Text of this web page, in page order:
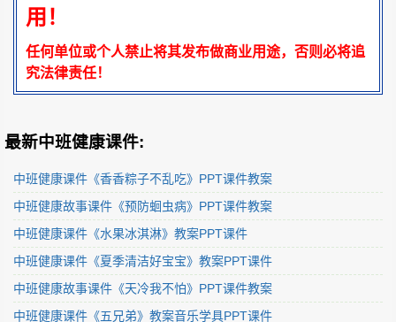
用！
任何单位或个人禁止将其发布做商业用途，否则必将追
究法律责任！
最新中班健康课件:
中班健康课件《香香粽子不乱吃》PPT课件教案
中班健康故事课件《预防蛔虫病》PPT课件教案
中班健康课件《水果冰淇淋》教案PPT课件
中班健康课件《夏季清洁好宝宝》教案PPT课件
中班健康故事课件《天冷我不怕》PPT课件教案
中班健康课件《五兄弟》教案音乐学具PPT课件